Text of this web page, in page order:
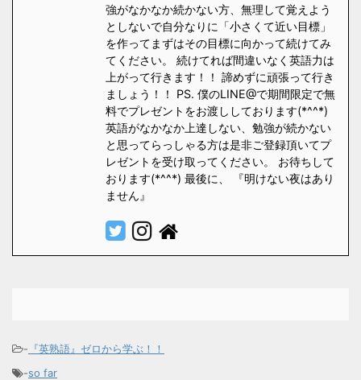
強がなかなか続かない方、無理して覚えよう
としないで自分なりに「小さくて近い目標」
を作ってまずはその目標に向かって続けてみ
てください。 続けてれば間違いなく英語力は
上がって行きます！！ 諦めずに頑張って行き
ましょう！！ PS. 僕のLINE@で期間限定で無
料でプレゼントをお渡ししております(*^^*)
英語がなかなか上達しない、勉強が続かない
と思ってらっしゃる方は是非ご登録頂いてプ
レゼントを受け取ってください。 お待ちして
おります(*^^*) 最後に、 『明けない夜はあり
ません』
- 『英熟語』ゼロから学ぶ！！
-so far